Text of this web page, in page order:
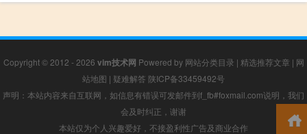
Copyright © 2012 - 2026 vim技术网 Powered by 网站分类目录 | 精选推荐文章 | 网
站地图 | 疑难解答 陕ICP备33459492号
声明：本站内容来自互联网，如信息有错误可发邮件到f_fb#foxmail.com说明，我们
会及时纠正，谢谢
本站仅为个人兴趣爱好，不接盈利性广告及商业合作